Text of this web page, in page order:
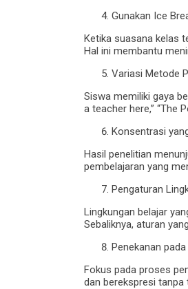
Gunakan Ice
Ketika suasana kelas
Hal ini membantu
Variasi Metode
Siswa memiliki gaya
a teacher here,” “The
Konsentrasi
Hasil penelitian
pembelajaran yang
Pengaturan
Lingkungan belajar
Sebaliknya, aturan
Penekanan
Fokus pada proses
dan berekspresi tanpa